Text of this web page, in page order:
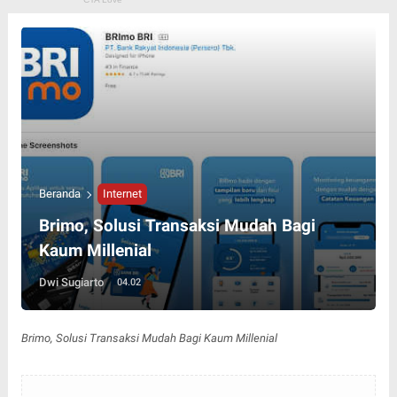
Beranda Internet
Brimo, Solusi Transaksi Mudah Bagi
Kaum Millenial
Dwi Sugiarto 04.02
Brimo, Solusi Transaksi Mudah Bagi Kaum Millenial